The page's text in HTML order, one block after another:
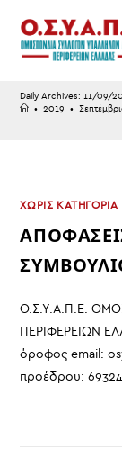
content
Daily Archives: 11/09/
• 2019 •
ΧΩΡΊΣ ΚΑΤΗΓΟΡΊΑ
Ο.Σ.Υ.Α.Π.Ε.
ΠΕΡΙΦΕΡΕΙΩΝ
όροφος email:
προέδρου: